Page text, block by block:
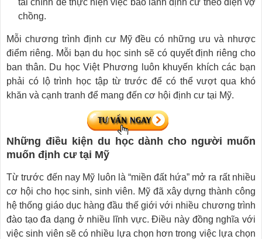
tài chính để thực hiện việc bảo lãnh định cư theo diện vợ
chồng.
Mỗi chương trình định cư Mỹ đều có những ưu và nhược
điểm riêng. Mỗi bạn du học sinh sẽ có quyết định riêng cho
ban thân. Du học Việt Phương luôn khuyến khích các bạn
phải có lộ trình học tập từ trước để có thể vượt qua khó
khăn và cạnh tranh để mang đến cơ hội định cư tại Mỹ.
Những điều kiện du học dành cho người muốn
muốn định cư tại Mỹ
Từ trước đến nay Mỹ luôn là “miền đất hứa” mở ra rất nhiều
cơ hội cho học sinh, sinh viên. Mỹ đã xây dựng thành công
hệ thống giáo dục hàng đầu thế giới với nhiều chương trình
đào tạo đa dạng ở nhiều lĩnh vực. Điều này đồng nghĩa với
việc sinh viên sẽ có nhiều lựa chọn hơn trong việc lựa chọn